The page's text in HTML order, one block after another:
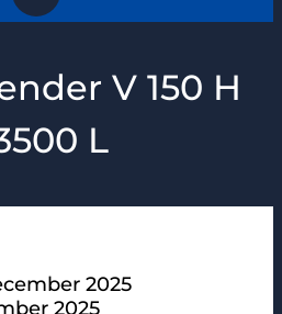
V 150 H
L
2025
2025